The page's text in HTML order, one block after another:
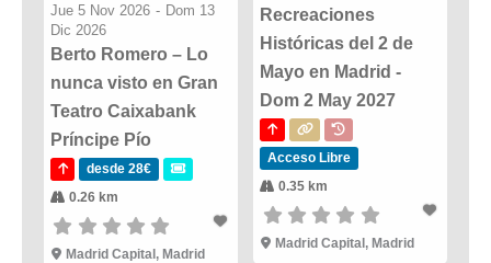
Jue 5 Nov 2026 - Dom 13
Dic 2026
Berto Romero – Lo
nunca visto en Gran
Teatro Caixabank
Príncipe Pío
desde 28€
0.26 km
Madrid Capital, Madrid
Recreaciones
Históricas del 2 de
Mayo en Madrid -
Dom 2 May 2027
Acceso Libre
0.35 km
Madrid Capital, Madrid